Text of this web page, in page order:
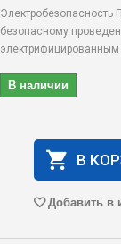
Электробезопасность
безопасному
В наличии
В
Добавить в